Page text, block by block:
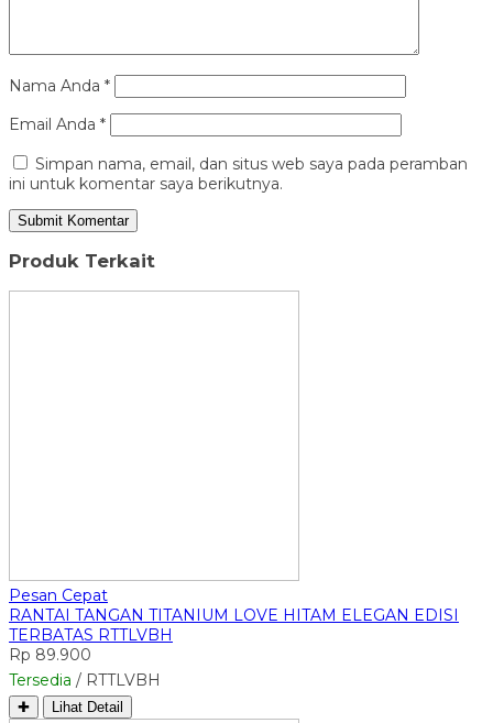
Nama Anda *
Email Anda *
Simpan nama, email, dan situs web saya pada peramban
ini untuk komentar saya berikutnya.
Produk Terkait
Pesan Cepat
RANTAI TANGAN TITANIUM LOVE HITAM ELEGAN EDISI
TERBATAS RTTLVBH
Rp 89.900
Tersedia / RTTLVBH
✚ Lihat Detail